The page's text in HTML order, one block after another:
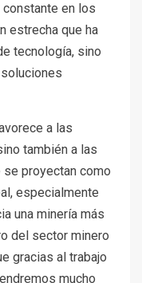
constante en los
estrecha que ha
tecnología, sino
a las
también a las
proyectan como
especialmente
una minería más
del sector minero
gracias al trabajo
mucho